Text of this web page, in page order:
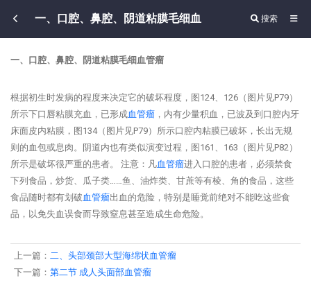
一、口腔、鼻腔、阴道粘膜毛细血 搜索
一、口腔、鼻腔、阴道粘膜毛细血管瘤
根据初生时发病的程度来决定它的破坏程度，图124、126（图片见P79）
所示下口唇粘膜充血，已形成血管瘤 ，内有少量积血，已波及到口腔内牙
床面皮内粘膜，图134（图片见P79）所示口腔内粘膜已破坏，长出无规
则的血包或息肉。阴道内也有类似演变过程，图161、163（图片见P82）
所示是破坏很严重的患者。 注意：凡血管瘤进入口腔的患者，必须禁食
下列食品，炒货、瓜子类……鱼、油炸类、甘蔗等有棱、角的食品，这些
食品随时都有划破血管瘤出血的危险，特别是睡觉前绝对不能吃这些食
品，以免失血误食而导致窒息甚至造成生命危险。
上一篇： 二、头部颈部大型海绵状血管瘤
下一篇： 第二节 成人头面部血管瘤